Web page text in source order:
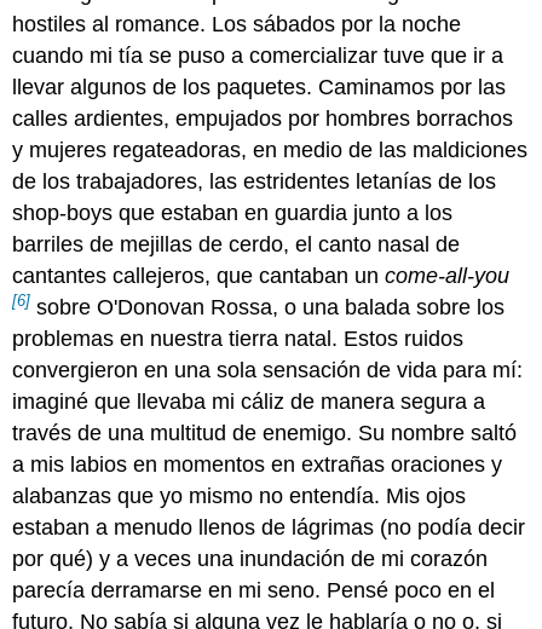
hostiles al romance. Los sábados por la noche
cuando mi tía se puso a comercializar tuve que ir a
llevar algunos de los paquetes. Caminamos por las
calles ardientes, empujados por hombres borrachos
y mujeres regateadoras, en medio de las maldiciones
de los trabajadores, las estridentes letanías de los
shop-boys que estaban en guardia junto a los
barriles de mejillas de cerdo, el canto nasal de
cantantes callejeros, que cantaban uncome-all-you
[6] sobre O'Donovan Rossa, o una balada sobre los
problemas en nuestra tierra natal. Estos ruidos
convergieron en una sola sensación de vida para mí:
imaginé que llevaba mi cáliz de manera segura a
través de una multitud de enemigo. Su nombre saltó
a mis labios en momentos en extrañas oraciones y
alabanzas que yo mismo no entendía. Mis ojos
estaban a menudo llenos de lágrimas (no podía decir
por qué) y a veces una inundación de mi corazón
parecía derramarse en mi seno. Pensé poco en el
futuro. No sabía si alguna vez le hablaría o no o, si